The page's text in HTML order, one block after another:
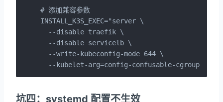
# 添加兼容参数
INSTALL_K3S_EXEC="server \
  --disable traefik \
  --disable servicelb \
  --write-kubeconfig-mode 644 \
--kubelet-arg=config-confusable-cgroup-v1-
坑四：systemd 配置不生效